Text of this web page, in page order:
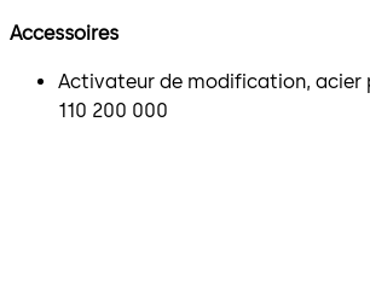
Accessoires
Activateur de modification, acier
110 200 000